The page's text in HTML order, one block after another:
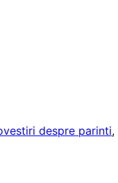
despre parinti,